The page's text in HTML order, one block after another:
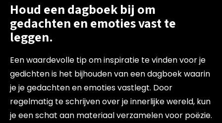
Houd een dagboek bij om
gedachten en emoties vast te
leggen.
Een waardevolle tip om inspiratie te vinden voor je
gedichten is het bijhouden van een dagboek waarin
je je gedachten en emoties vastlegt. Door
regelmatig te schrijven over je innerlijke wereld, kun
je een schat aan materiaal verzamelen voor poëzie.